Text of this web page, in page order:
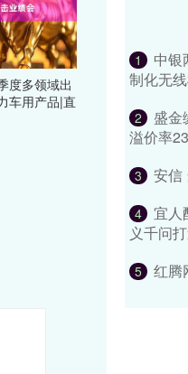
度多领域出
车用产品|直
1
中银
制化无
2
盛金
溢价率
3 安信
4
宜人
义千问
5 红腾